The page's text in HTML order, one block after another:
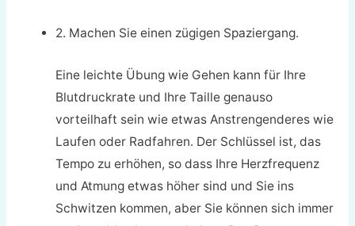
2. Machen Sie einen zügigen Spaziergang.
Eine leichte Übung wie Gehen kann für Ihre
Blutdruckrate und Ihre Taille genauso
vorteilhaft sein wie etwas Anstrengenderes wie
Laufen oder Radfahren. Der Schlüssel ist, das
Tempo zu erhöhen, so dass Ihre Herzfrequenz
und Atmung etwas höher sind und Sie ins
Schwitzen kommen, aber Sie können sich immer